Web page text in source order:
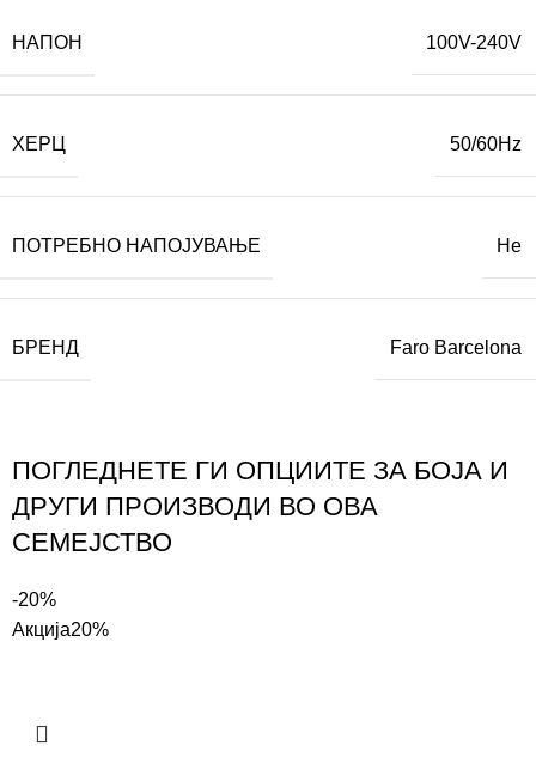
НАПОН 100V-240V
ХЕРЦ 50/60Hz
ПОТРЕБНО НАПОЈУВАЊЕ Не
БРЕНД Faro Barcelona
ПОГЛЕДНЕТЕ ГИ ОПЦИИТЕ ЗА БОЈА И
ДРУГИ ПРОИЗВОДИ ВО ОВА
СЕМЕЈСТВО
-20%
Акција20%